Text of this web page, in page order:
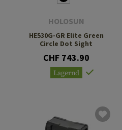
HOLOSUN
HE530G-GR Elite Green
Circle Dot Sight
CHF 743.90
Lagernd